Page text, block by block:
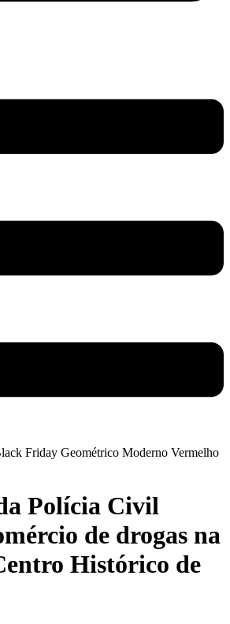
Polícia Civil
de drogas na
Histórico de